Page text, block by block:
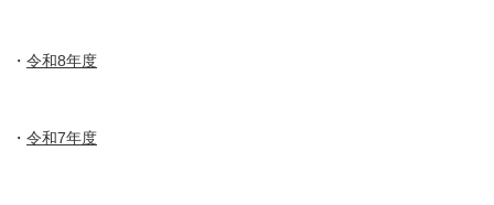
・ 令和8年度
・ 令和7年度